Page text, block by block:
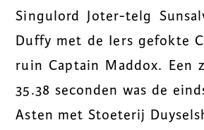
Singulord Joter-telg
Duffy met de Iers gefokte
ruin Captain Maddox. Een
35.38 seconden was de
Asten met Stoeterij